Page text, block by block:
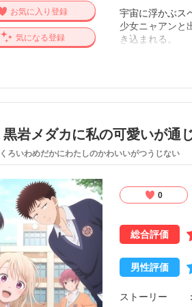
お気に入り登録
気になる登録
宇宙に浮かぶス
少女ニャアンと
き込まれる。
同じ頃、宇宙軍
そのパイロット
そして、世界は
黒岩メダカに私の可愛いが通
くろいわめだかにわたしのかわいいがつうじない
0
総合評価
男性評価
ストーリー